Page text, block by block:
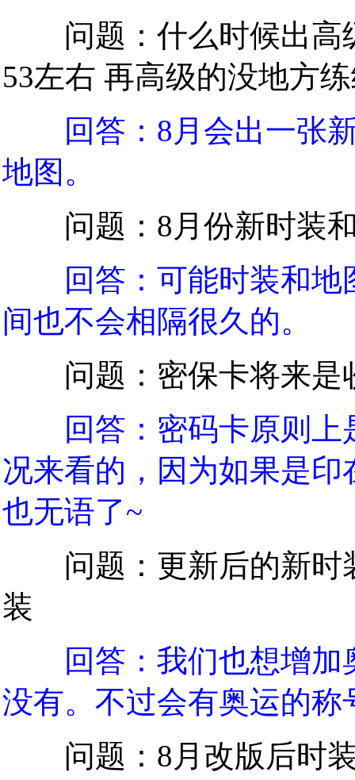
问题：什么时候出高
53左右 再高级的没地方
回答：8月会出一张
地图。
问题：8月份新时装和
回答：可能时装和
间也不会相隔很久的。
问题：密保卡将来是
回答：密码卡原则
况来看的，因为如果是
也无语了~
问题：更新后的新时
装
回答：我们也想增
没有。不过会有奥运的
问题：8月改版后时装